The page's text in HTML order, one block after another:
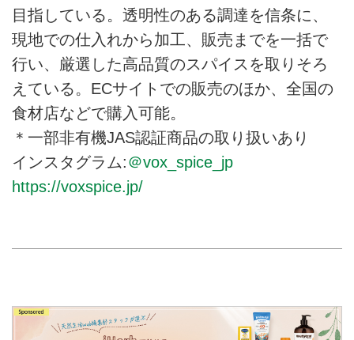
目指している。透明性のある調達を信条に、
現地での仕入れから加工、販売までを一括で
行い、厳選した高品質のスパイスを取りそろ
えている。ECサイトでの販売のほか、全国の
食材店などで購入可能。
＊一部非有機JAS認証商品の取り扱いあり
インスタグラム:＠vox_spice_jp
https://voxspice.jp/